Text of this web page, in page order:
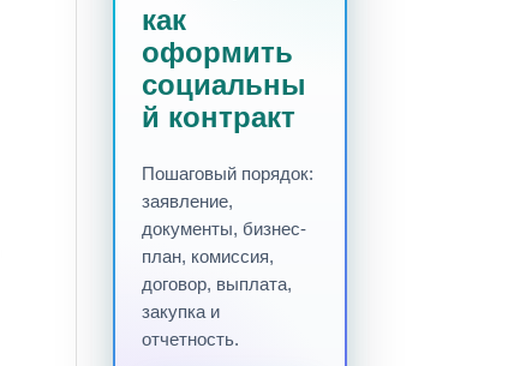
как
оформить
социальны
й контракт
Пошаговый порядок:
заявление,
документы, бизнес-
план, комиссия,
договор, выплата,
закупка и
отчетность.